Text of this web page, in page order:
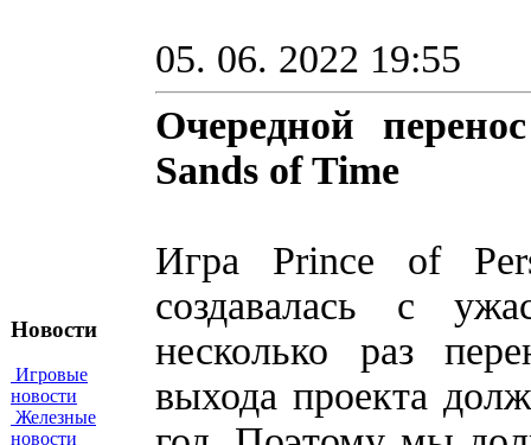
Новости
Игровые
новости
Железные
новости
05. 06. 2022 19:55
Очередной
Sands of Time
Игра Prince of
создавалась с
несколько раз
выхода проекта